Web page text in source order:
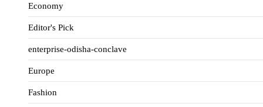
Economy
Editor's Pick
enterprise-odisha-conclave
Europe
Fashion